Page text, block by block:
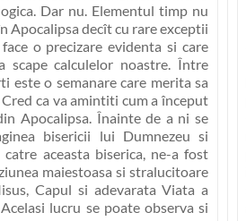
Dar nu. Elementul timp nu
Apocalipsa decît cu rare exceptii
o precizare evidenta si care
scape calculelor noastre. Între
este o semanare care merita sa
ca va amintiti cum a început
Apocalipsa. Înainte de a ni se
bisericii lui Dumnezeu si
aceasta biserica, ne-a fost
maiestoasa si stralucitoare
Capul si adevarata Viata a
lucru se poate observa si